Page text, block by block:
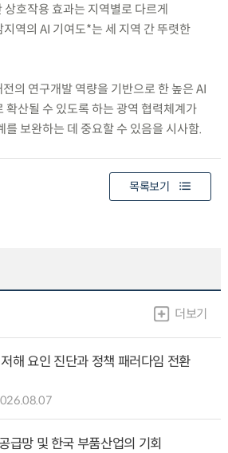
호작용 효과는 지역별로 다르게
역의 AI 기여도*는 세 지역 간 뚜렷한
의 연구개발 역량을 기반으로 한 높은 AI
확산될 수 있도록 하는 광역 협력체계가
를 보완하는 데 중요할 수 있음을 시사함.
목록보기
더보기
해 요인 진단과 정책 패러다임 전환
급망 및 한국 부품산업의 기회